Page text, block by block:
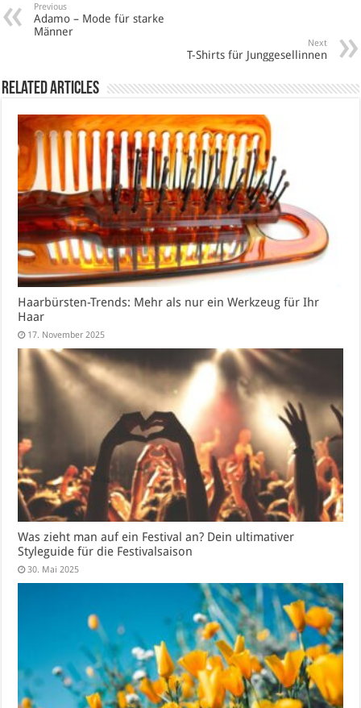
Previous
Adamo – Mode für starke
Männer
Next
T-Shirts für Junggesellinnen
Related Articles
Haarbürsten-Trends: Mehr als nur ein Werkzeug für Ihr
Haar
17. November 2025
Was zieht man auf ein Festival an? Dein ultimativer
Styleguide für die Festivalsaison
30. Mai 2025